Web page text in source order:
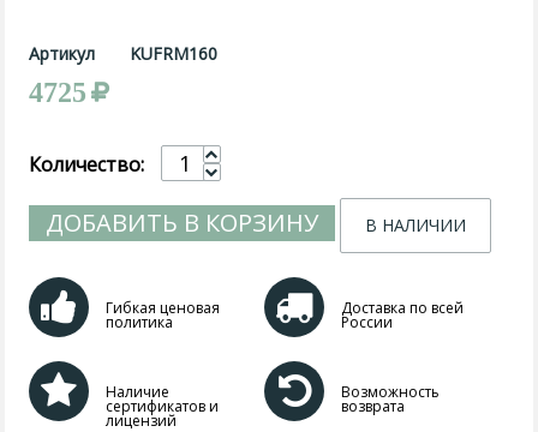
Артикул KUFRM160
4725
Количество:
ДОБАВИТЬ В КОРЗИНУ В НАЛИЧИИ
Гибкая ценовая
политика
Доставка по всей
России
Наличие
сертификатов и
лицензий
Возможность
возврата